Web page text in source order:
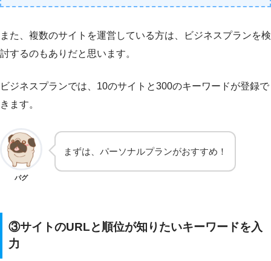
また、複数のサイトを運営している方は、ビジネスプランを検
討するのもありだと思います。
ビジネスプランでは、10のサイトと300のキーワードが登録で
きます。
パグ
まずは、パーソナルプランがおすすめ！
③サイトのURLと順位が知りたいキーワードを入
力